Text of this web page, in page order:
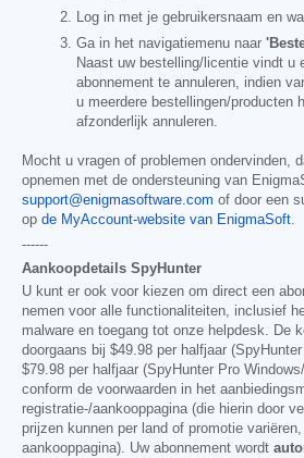
Log in met je gebruikersnaam en
Ga in het navigatiemenu naar
Naast uw bestelling/licentie vindt u
abonnement te annuleren, indien
u meerdere bestellingen/producten
afzonderlijk annuleren.
Mocht u vragen of problemen ondervinden,
opnemen met de ondersteuning van
support@enigmasoftware.com of door een
op de MyAccount-website van EnigmaSoft.
------
Aankoopdetails SpyHunter
U kunt er ook voor kiezen om direct een
nemen voor alle functionaliteiten, inclusief
malware en toegang tot onze helpdesk. De
doorgaans bij $49.98 per halfjaar
$79.98 per halfjaar (SpyHunter Pro
conform de voorwaarden in het
registratie-/aankooppagina (die hierin door
prijzen kunnen per land of promotie
aankooppagina). Uw abonnement wordt